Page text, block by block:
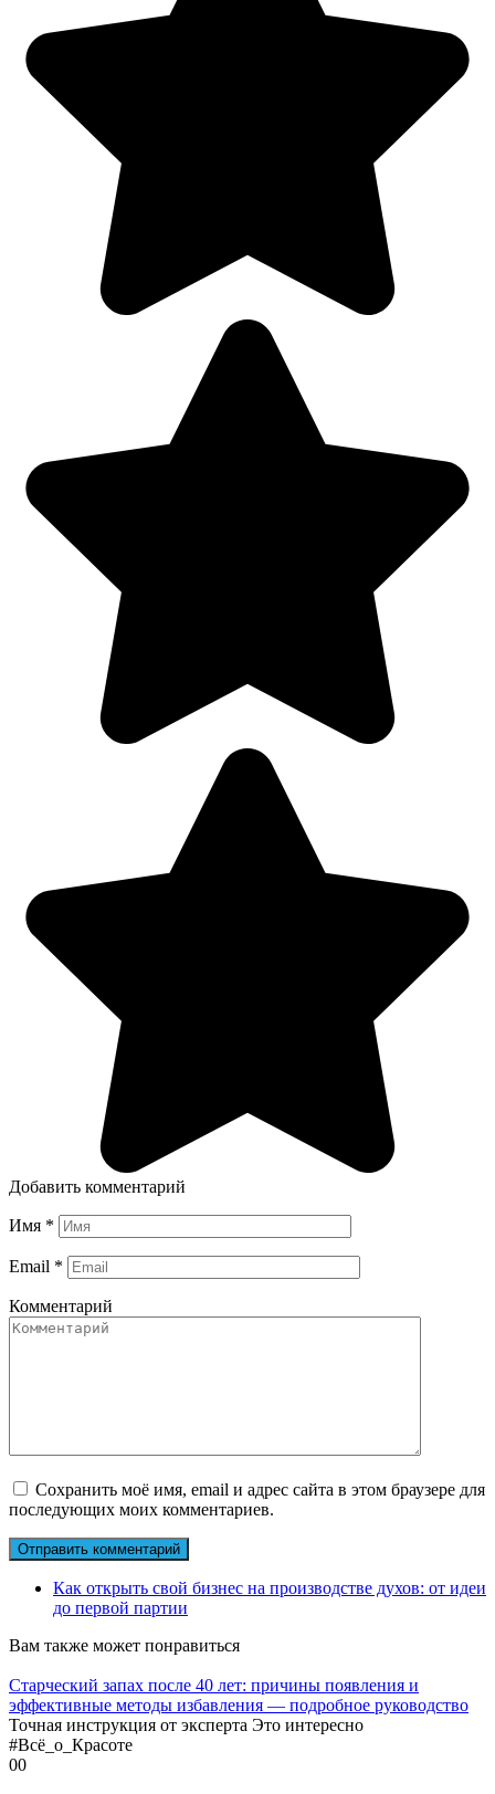
Добавить комментарий
Имя *
Email *
Комментарий
Сохранить моё имя, email и адрес сайта в этом браузере для
последующих моих комментариев.
Как открыть свой бизнес на производстве духов: от идеи
до первой партии
Вам также может понравиться
Старческий запах после 40 лет: причины появления и
эффективные методы избавления — подробное руководство
Точная инструкция от эксперта Это интересно
#Всё_о_Красоте
00